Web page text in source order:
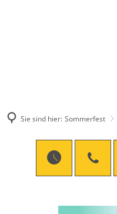
Sie sind hier: Sommerfest